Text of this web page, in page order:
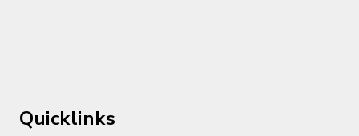
Quicklinks